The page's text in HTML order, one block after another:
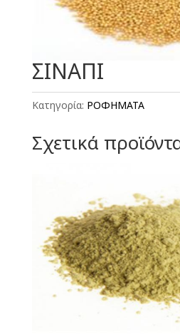
ΣΙΝΑΠΙ
Κατηγορία: ΡΟΦΗΜΑΤΑ
Σχετικά